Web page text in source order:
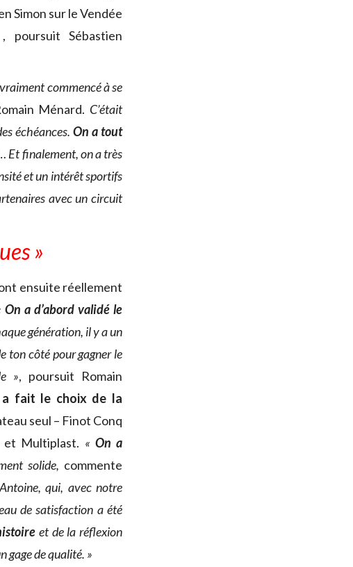
Simon sur le Vendée
, poursuit Sébastien
commencé à se
Ménard. C’était
échéances. On a tout
Et finalement, on a très
et un intérêt sportifs
avec un circuit
»
ensuite réellement
On a d’abord validé le
génération, il y a un
ton côté pour gagner le
», poursuit Romain
a fait le choix de la
seul – Finot Conq
et Multiplast. « On a
solide, commente
qui, avec notre
de satisfaction a été
et de la réflexion
gage de qualité. »